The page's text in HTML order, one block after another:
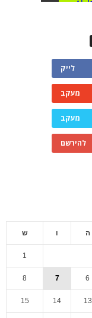
לייק
מעקב
מעקב
להירשם
ה ו ש
1
6
7
8
13
14
15